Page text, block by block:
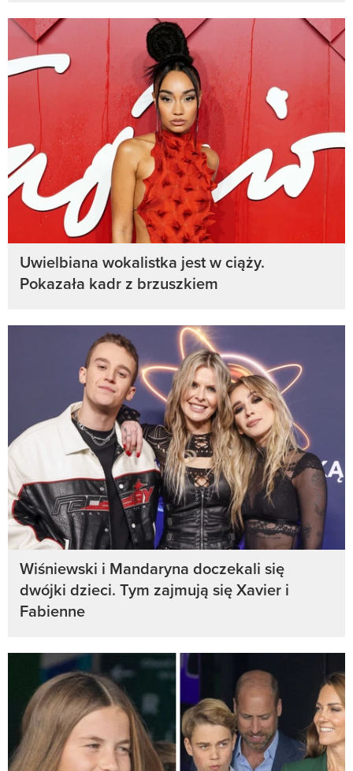
Uwielbiana wokalistka jest w ciąży.
Pokazała kadr z brzuszkiem
Wiśniewski i Mandaryna doczekali się
dwójki dzieci. Tym zajmują się Xavier i
Fabienne